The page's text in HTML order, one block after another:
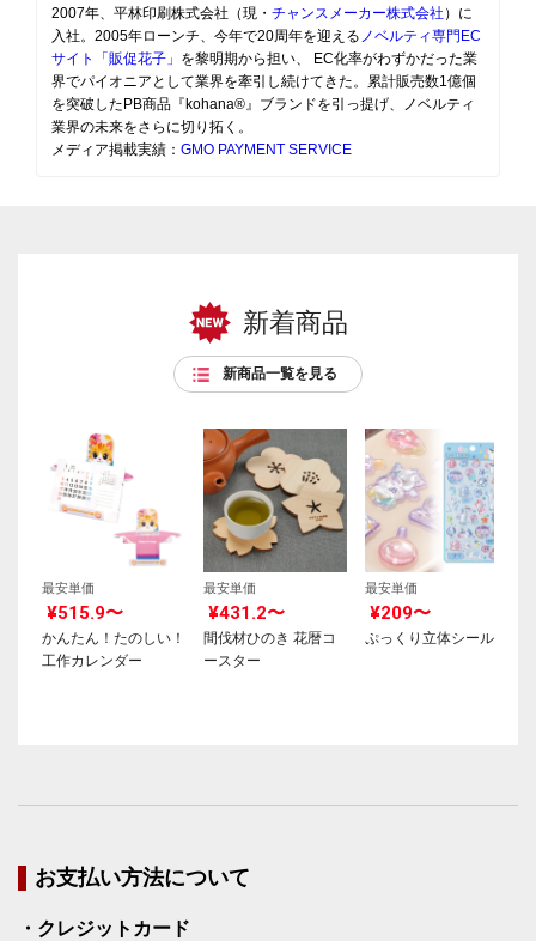
2007年、平林印刷株式会社（現・ チャンスメーカー株式会社 ）に
入社。2005年ローンチ、今年で20周年を迎える ノベルティ専門EC
サイト「販促花子」 を黎明期から担い、 EC化率がわずかだった業
界でパイオニアとして業界を牽引し続けてきた。累計販売数1億個
を突破したPB商品『kohana®』ブランドを引っ提げ、ノベルティ
業界の未来をさらに切り拓く。
メディア掲載実績： GMO PAYMENT SERVICE
新着商品
新商品一覧を見る
最安単価
¥515.9〜
かんたん！たのしい！
工作カレンダー
最安単価
¥431.2〜
間伐材ひのき 花暦コ
ースター
最安単価
¥209〜
ぷっくり立体シール
お支払い方法について
・クレジットカード